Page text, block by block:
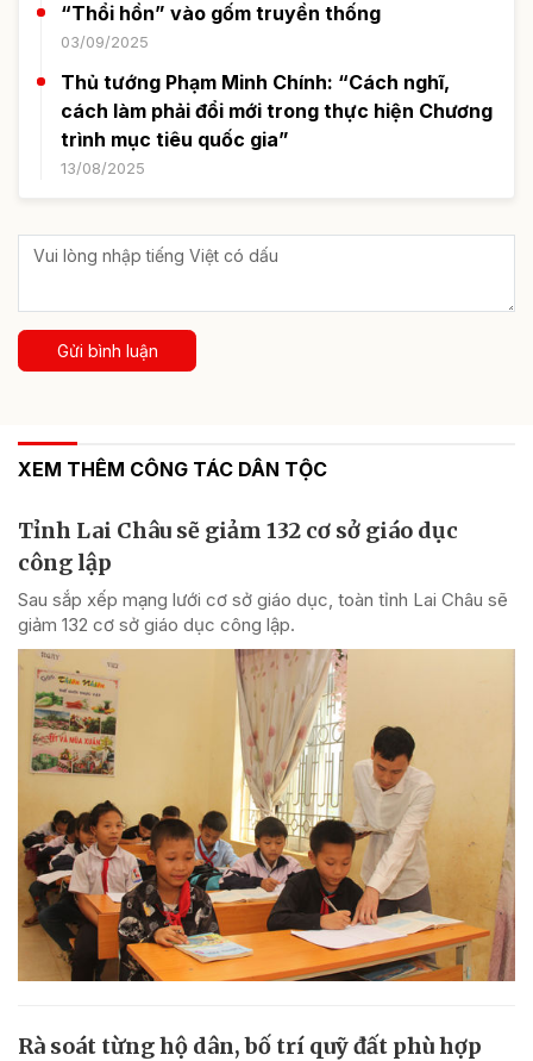
“Thổi hồn” vào gốm truyền thống
03/09/2025
Thủ tướng Phạm Minh Chính: “Cách nghĩ,
cách làm phải đổi mới trong thực hiện Chương
trình mục tiêu quốc gia”
13/08/2025
Gửi bình luận
XEM THÊM CÔNG TÁC DÂN TỘC
Tỉnh Lai Châu sẽ giảm 132 cơ sở giáo dục
công lập
Sau sắp xếp mạng lưới cơ sở giáo dục, toàn tỉnh Lai Châu sẽ
giảm 132 cơ sở giáo dục công lập.
Rà soát từng hộ dân, bố trí quỹ đất phù hợp